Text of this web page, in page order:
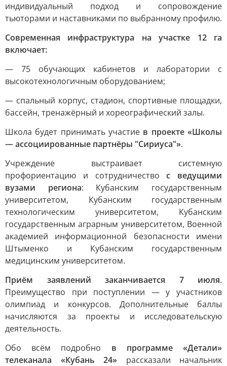
индивидуальный подход и сопровождение
тьюторами и наставниками по выбранному профилю.
Современная инфраструктура на участке 12 га
включает:
— 75 обучающих кабинетов и лаборатории с
высокотехнологичным оборудованием;
— спальный корпус, стадион, спортивные площадки,
бассейн, тренажёрный и хореографический залы.
Школа будет принимать участие в проекте «Школы
— ассоциированные партнёры "Сириуса"».
Учреждение выстраивает системную
профориентацию и сотрудничествос ведущими
вузами региона: Кубанским государственным
университетом, Кубанским государственным
технологическим университетом, Кубанским
государственным аграрным университетом, Военной
академией информационной безопасности имени
Штыменко и Кубанским государственным
медицинским университетом.
Приём заявлений заканчивается 7 июля.
Преимущество при поступлении — у участников
олимпиад и конкурсов. Дополнительные баллы
начисляются за проекты и исследовательскую
деятельность.
Обо всём подробно в программе «Детали»
телеканала «Кубань 24» рассказали начальник